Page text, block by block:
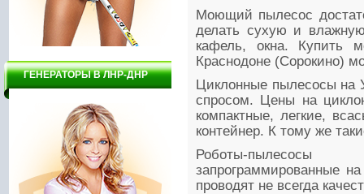
Моющий пылесос
делать сухую и
кафель, окна. Купить
Краснодоне (Сорокино)
Циклонные пылесосы на
спросом. Цены на
компактные, легкие,
контейнер. К тому же
Роботы-пылесосы
запрограммированные
проводят не всегда
ГЕНЕРАТОРЫ В ЛНР-ДНР